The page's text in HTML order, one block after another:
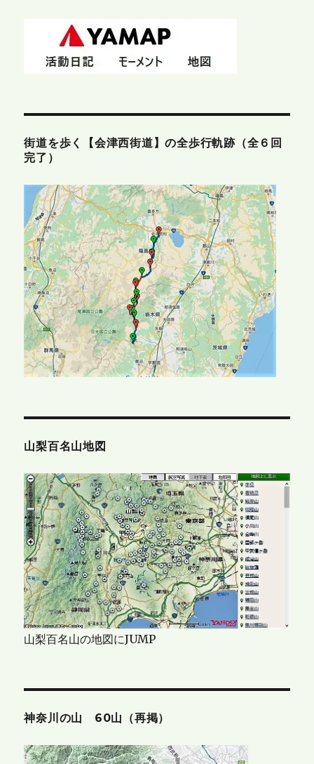
街道を歩く【会津西街道】の全歩行軌跡（全６回
完了）
山梨百名山地図
山梨百名山の地図にJUMP
神奈川の山 60山（再掲）